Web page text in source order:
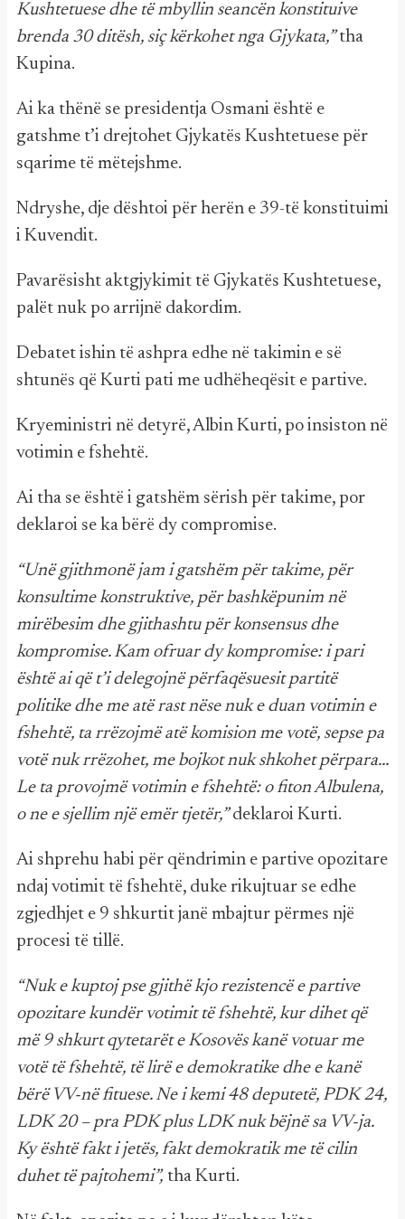
Kushtetuese dhe të mbyllin seancën konstituive
brenda 30 ditësh, siç kërkohet nga Gjykata,”tha
Kupina.
Ai ka thënë se presidentja Osmani është e
gatshme t’i drejtohet Gjykatës Kushtetuese për
sqarime të mëtejshme.
Ndryshe, dje dështoi për herën e 39-të konstituimi
i Kuvendit.
Pavarësisht aktgjykimit të Gjykatës Kushtetuese,
palët nuk po arrijnë dakordim.
Debatet ishin të ashpra edhe në takimin e së
shtunës që Kurti pati me udhëheqësit e partive.
Kryeministri në detyrë, Albin Kurti, po insiston në
votimin e fshehtë.
Ai tha se është i gatshëm sërish për takime, por
deklaroi se ka bërë dy compromise.
“Unë gjithmonë jam i gatshëm për takime, për
konsultime konstruktive, për bashkëpunim në
mirëbesim dhe gjithashtu për konsensus dhe
kompromise. Kam ofruar dy kompromise: i pari
është ai që t’i delegojnë përfaqësuesit partitë
politike dhe me atë rast nëse nuk e duan votimin e
fshehtë, ta rrëzojmë atë komision me votë, sepse pa
votë nuk rrëzohet, me bojkot nuk shkohet përpara…
Le ta provojmë votimin e fshehtë: o fiton Albulena,
o ne e sjellim një emër tjetër,”deklaroi Kurti.
Ai shprehu habi për qëndrimin e partive opozitare
ndaj votimit të fshehtë, duke rikujtuar se edhe
zgjedhjet e 9 shkurtit janë mbajtur përmes një
procesi të tillë.
“Nuk e kuptoj pse gjithë kjo rezistencë e partive
opozitare kundër votimit të fshehtë, kur dihet që
më 9 shkurt qytetarët e Kosovës kanë votuar me
votë të fshehtë, të lirë e demokratike dhe e kanë
bërë VV-në fituese. Ne i kemi 48 deputetë, PDK 24,
LDK 20 – pra PDK plus LDK nuk bëjnë sa VV-ja.
Ky është fakt i jetës, fakt demokratik me të cilin
duhet të pajtohemi”, tha Kurti.